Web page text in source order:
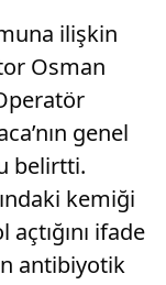
ilişkin
Osman
genel
belirtti.
kemiği
ifade
antibiyotik